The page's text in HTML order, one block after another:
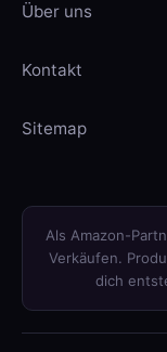
Über uns
Kontakt
Sitemap
Als Amazon-
Verkäufen.
dich